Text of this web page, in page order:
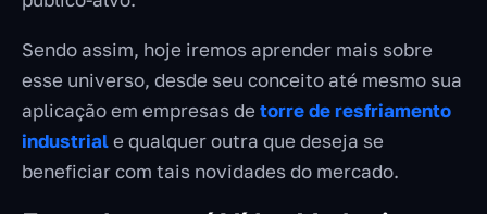
Sendo assim, hoje iremos aprender mais sobre
esse universo, desde seu conceito até mesmo sua
aplicação em empresas de torre de resfriamento
industriale qualquer outra que deseja se
beneficiar com tais novidades do mercado.